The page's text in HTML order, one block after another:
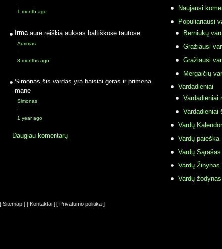
·
1 month ago
Irma aurė reiškia auksas baltiškose tautose
Aurimas
·
8 months ago
Simonas šis vardas yra baisiai geras ir primena
mane
Simonas
·
1 year ago
Daugiau komentarų
Naujausi
Populiariausi
Berniukų
Gražiausi
Gražiausi
Mergaičių
Vardadieniai
Vardadieniai
Vardadieniai
Vardų
Vardų paieška
Vardų Sąrašas
Vardų Žinynas
Vardų
[ Sitemap ] [ Kontaktai ] [ Privatumo politika ]